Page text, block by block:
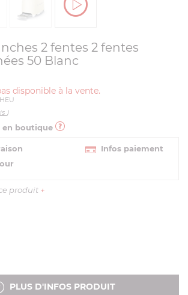
2 fentes 2 fentes
50 Blanc
disponible à la vente.
)
en boutique
Infos paiement
produit +
PLUS D'INFOS PRODUIT